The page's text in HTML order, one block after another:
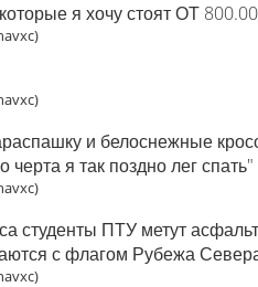
я хочу стоят ОТ
и белоснежные
черта я так поздно лег спать"
студенты ПТУ метут
с флагом Рубежа